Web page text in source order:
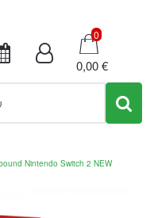
Καλάθι
0
0,00 €
Nintendo Switch 2 NEW